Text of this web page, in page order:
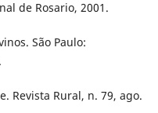
de Rosario, 2001.
São Paulo:
Revista Rural, n. 79, ago.